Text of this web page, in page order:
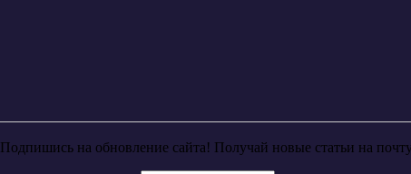
Подпишись на обновление сайта! Получай новые статьи на